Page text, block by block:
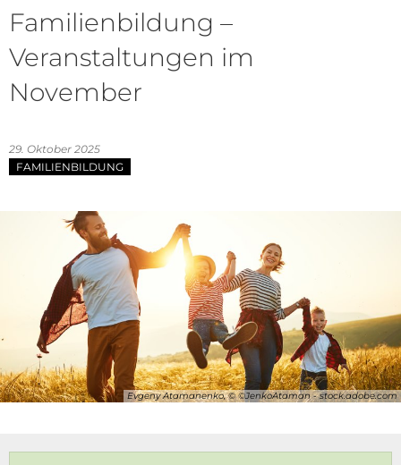
Familienbildung –
Veranstaltungen im
November
29. Oktober 2025
FAMILIENBILDUNG
Evgeny Atamanenko, © ©JenkoAtaman - stock.adobe.com